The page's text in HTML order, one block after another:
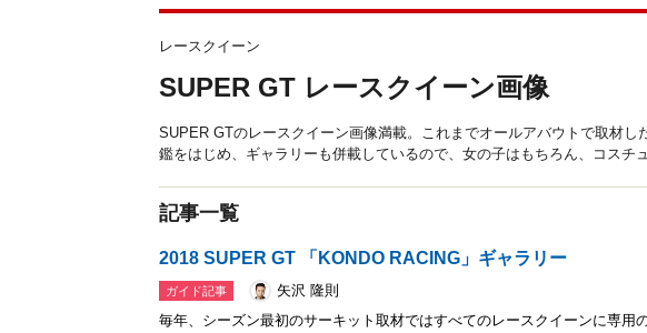
レースクイーン
SUPER GT レースクイーン画像
SUPER GTのレースクイーン画像満載。これまでオールアバウトで取材し
鑑をはじめ、ギャラリーも併載しているので、女の子はもちろん、コスチ
記事一覧
2018 SUPER GT 「KONDO RACING」ギャラリー
ガイド記事
矢沢 隆則
毎年、シーズン最初のサーキット取材ではすべてのレースクイーンに専用